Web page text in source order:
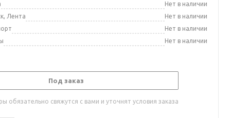
Нет в наличии
Лента
Нет в наличии
Нет в наличии
Нет в наличии
Под заказ
обязательно свяжутся с вами и уточнят условия заказа